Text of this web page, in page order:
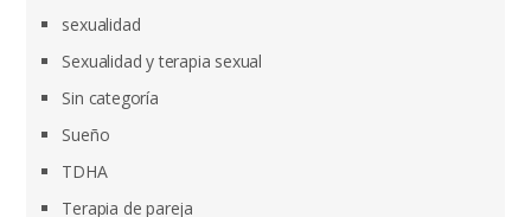
sexualidad
Sexualidad y terapia sexual
Sin categoría
Sueño
TDHA
Terapia de pareja